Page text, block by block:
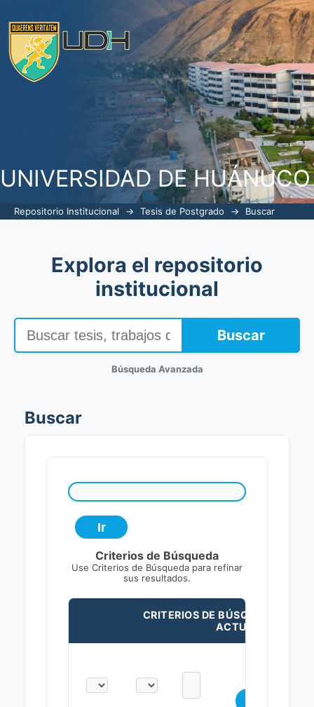
UNIVERSIDAD DE HUÁNUCO
Repositorio Institucional → Tesis de Postgrado → Buscar
Explora el repositorio
institucional
Buscar
Búsqueda Avanzada
Buscar
Criterios de Búsqueda
Use Criterios de Búsqueda para refinar
sus resultados.
CRITERIOS DE BÚSQUEDA
ACTUALES: